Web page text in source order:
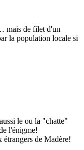
mais de filet d'un
la population locale si
le ou la "chatte"
l'énigme!
étrangers de Madère!